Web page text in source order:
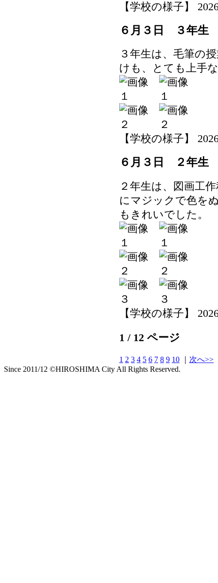
【学校の様子】
６月３日 ３年生
３年生は、毛筆の
けも、とても上手
【学校の様子】
６月３日 ２年生
２年生は、図画工
にマジックで色を
もきれいでした。
【学校の様子】
1 / 12 ページ
1 2 3 4 5 6 7 8 9 10
次へ>>
Since 2011/12 ©HIROSHIMA City All Rights Reserved.